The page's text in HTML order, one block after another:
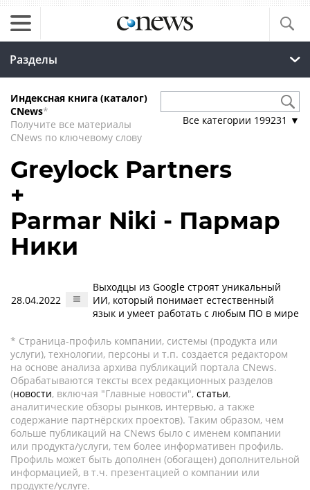
Разделы
Индексная книга (каталог)
CNews*
Получите все материалы
CNews по ключевому слову
Все категории 199231 ▼
Greylock Partners
+
Parmar Niki - Пармар
Ники
28.04.2022
Выходцы из Google строят уникальный
ИИ, который понимает естественный
язык и умеет работать с любым ПО в мире
* Страница-профиль компании, системы (продукта или
услуги), технологии, персоны и т.п. создается редактором
на основе анализа архива публикаций портала CNews.
Обрабатываются тексты всех редакционных разделов
(новости, включая "Главные новости", статьи,
аналитические обзоры рынков, интервью, а также
содержание партнёрских проектов). Таким образом, чем
больше публикаций на CNews было с именем компании
или продукта/услуги, тем более информативен профиль.
Профиль может быть дополнен (обогащен) дополнительной
информацией, в т.ч. презентацией о компании или
продукте/услуге.